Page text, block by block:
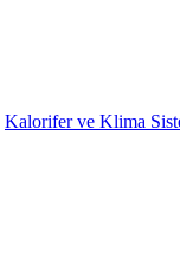
Kalorifer ve Klima